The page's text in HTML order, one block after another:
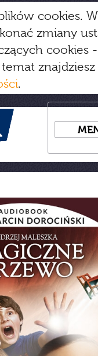
cookies.
zmiany
cookies
.